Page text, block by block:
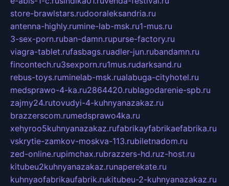
store-brawlstars.rudooraleksandria.ru
antenna-highly.rumine-lab-msk.ru1-mus.ru
3-sex-porn.ruban-damn.rupurse-factory.ru
viagra-tablet.rufasbags.ruadler-jun.rubandamn.ru
fincontech.ru3sexporn.ru1mus.rudarksand.ru
rebus-toys.ruminelab-msk.rualabuga-cityhotel.ru
medsprawo-4-ka.ru2864420.rublagodarenie-spb.ru
zajmy24.rutovudyi-4-kuhnyanazakaz.ru
brazzerscom.rumedsprawo4ka.ru
xehyroo5kuhnyanazakaz.rufabrikayfabrikaefabrika.ru
vskrytie-zamkov-moskva-113.rubiletnadom.ru
zed-online.rupimchax.rubrazzers-hd.ruz-host.ru
kitubeu2kuhnyanazakaz.runaperekate.ru
kuhnyaofabrikaufabrik.rukitubeu-2-kuhnyanazakaz.ru